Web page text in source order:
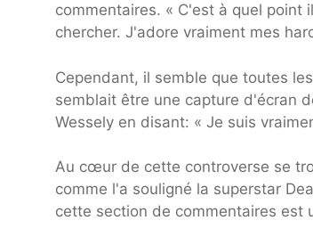
commentaires. « C'est à quel point
chercher. J'adore vraiment mes
Cependant, il semble que toutes
semblait être une capture d'écran
Wessely en disant: « Je suis
Au cœur de cette controverse se
comme l'a souligné la superstar
cette section de commentaires est